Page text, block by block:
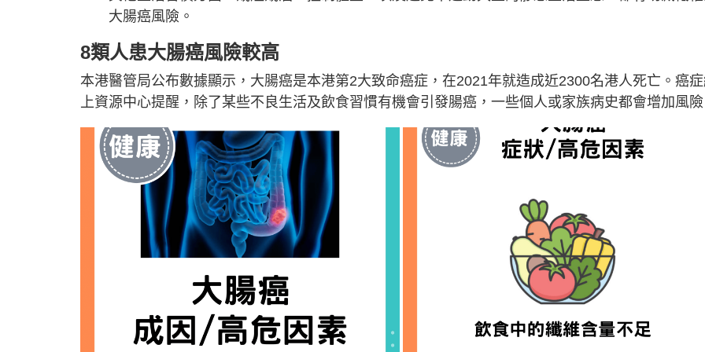
大腸癌風險。
8類人患大腸癌風險較高
本港醫管局公布數據顯示，大腸癌是本港第2大致命癌症，在2021年就造成近2300名港人死亡。癌
上資源中心提醒，除了某些不良生活及飲食習慣有機會引發腸癌，一些個人或家族病史都會增加風